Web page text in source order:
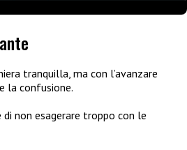
tranquilla, ma con l’avanzare
la confusione.
di non esagerare troppo con le